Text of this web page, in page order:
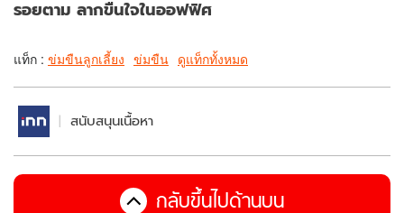
รอยตาม ลากขืนใจในออฟฟิศ
แท็ก : ข่มขืนลูกเลี้ยง ข่มขืน ดูแท็กทั้งหมด
สนับสนุนเนื้อหา
กลับขึ้นไปด้านบน